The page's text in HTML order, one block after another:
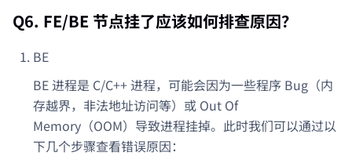
Q6. FE/BE 节点挂了应该如何排查原因？
BE
BE 进程是 C/C++ 进程，可能会因为一些程序 Bug（内
存越界，非法地址访问等）或 Out Of
Memory（OOM）导致进程挂掉。此时我们可以通过以
下几个步骤查看错误原因：